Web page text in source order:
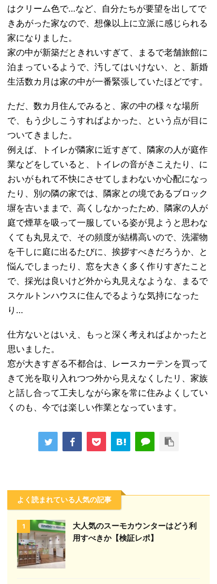
はクリーム色で…など、自分たちが要望を出してで
きあがった家なので、想像以上に立派に感じられる
家になりました。
家の中が新築だときれいすぎて、まるで老舗旅館に
泊まっているようで、汚してはいけない、と、新婚
生活数カ月は家の中が一番緊張していたほどです。
ただ、数カ月住んでみると、家の中の様々な場所
で、もう少しこうすればよかった、という点が目に
ついてきました。
例えば、トイレが隣家に近すぎて、隣家の人が庭作
業などをしていると、トイレの音がきこえたり、に
おいがもれて不快にさせてしまわないか心配になっ
たり、別の隣の家では、隣家との境であるブロック
塀を古いままで、高くしなかったため、隣家の人が
庭で煙草を吸って一服している姿が見ようと思わな
くても丸見えで、その頻度が結構高いので、洗濯物
を干しに庭に出るたびに、挨拶すべきだろうか、と
悩んでしまったり、窓を大きく多く作りすぎたこと
で、採光は良いけど外から丸見えなような、まるで
スケルトンハウスに住んでるような気持になった
り…
仕方ないとはいえ、もっと深く考えればよかったと
思いました。
窓が大きすぎる不都合は、レースカーテンを買って
きて光を取り入れつつ外から見えなくしたリ、家族
と話し合って工夫しながら家を常に住みよくしてい
くのも、今では楽しい作業となっています。
よく読まれている人気の記事
1
大人気のスーモカウンターはどう利
用すべきか【検証レポ】